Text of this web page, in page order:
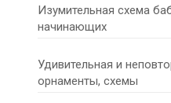
Изумительная схема
начинающих
Удивительная и
орнаменты, схемы